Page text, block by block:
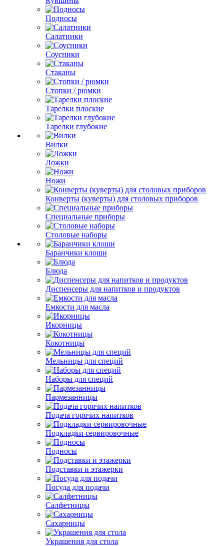
Подносы
Салатники
Соусники
Стаканы
Стопки / рюмки
Тарелки плоские
Тарелки глубокие
Вилки
Ложки
Ножи
Конверты (куверты) для столовых приборов
Специальные приборы
Столовые наборы
Баранчики клоши
Блюда
Диспенсеры для напитков и продуктов
Емкости для масла
Икорницы
Кокотницы
Мельницы для специй
Наборы для специй
Пармезанницы
Подача горячих напитков
Подкладки сервировочные
Подносы
Подставки и этажерки
Посуда для подачи
Салфетницы
Сахарницы
Украшения для стола